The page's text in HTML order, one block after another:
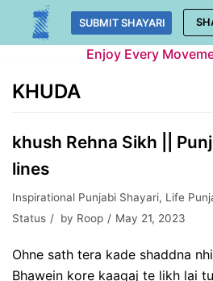
Skip
SUBMIT SHAYARI
Enjoy Every
KHUDA
khush Rehna Sikh ||
lines
Inspirational Punjabi Shayari, Life
Status
by Roop May 21, 2023
Ohne sath tera kade shaddna nhi
Bhawein kore kaagaj te likh lai